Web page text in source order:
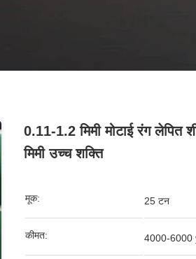
0.11-1.2 मिमी मोटाई रंग लेपित
मिमी उच्च शक्ति
मूक: 25 टन
कीमत: 4000-6000